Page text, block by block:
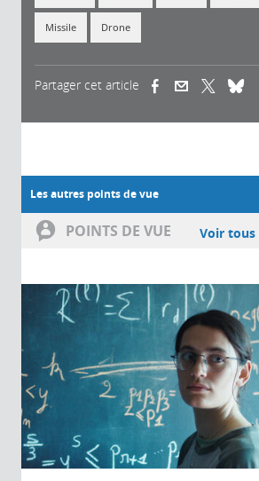
Missile Drone
Partager cet article (link is (link
Les autres points de vue
POINTS DE VUE Voir tous